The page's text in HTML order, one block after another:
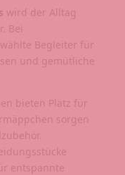
wird der Alltag
Bei
Begleiter für
und gemütliche
bieten Platz für
sorgen
entspannte